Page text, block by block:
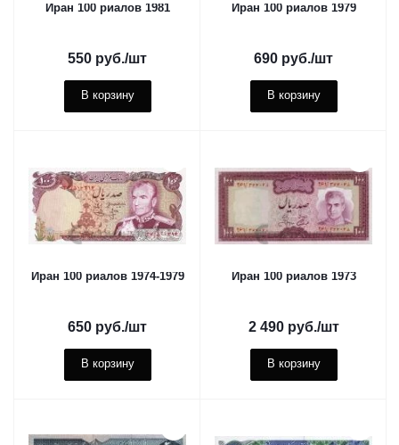
Иран 100 риалов 1981
550 руб./шт
В корзину
Иран 100 риалов 1979
690 руб./шт
В корзину
Иран 100 риалов 1974-1979
650 руб./шт
В корзину
Иран 100 риалов 1973
2 490руб./шт
В корзину